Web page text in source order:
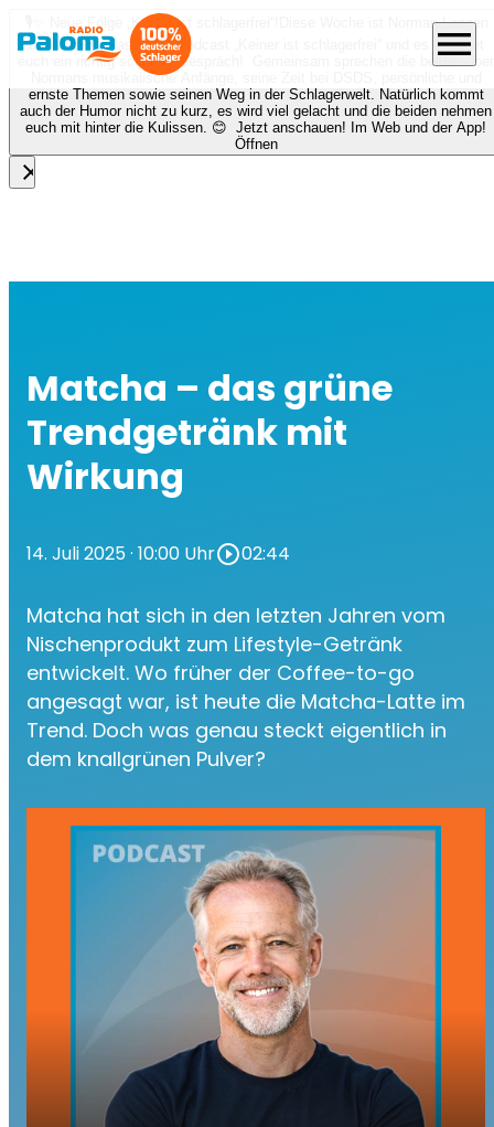
🎙️✨ Neue Folge „Keiner ist schlagerfrei“!
Diese Woche ist Norman Langen
bei Nora zu Gast beim Podcast „Keiner ist schlagerfrei“ und es erwartet
euch ein richtig schönes Gespräch! Gemeinsam sprechen die beiden über
Normans musikalische Anfänge, seine Zeit bei DSDS, persönliche und
ernste Themen sowie seinen Weg in der Schlagerwelt. Natürlich kommt
auch der Humor nicht zu kurz, es wird viel gelacht und die beiden nehmen
euch mit hinter die Kulissen. 😊 Jetzt anschauen! Im Web und der App!
Öffnen
close
menu
Matcha – das grüne
Trendgetränk mit
Wirkung
14. Juli 2025· 10:00 Uhrplay_circle_outline02:44
Matcha hat sich in den letzten Jahren vom
Nischenprodukt zum Lifestyle-Getränk
entwickelt. Wo früher der Coffee-to-go
angesagt war, ist heute die Matcha-Latte im
Trend. Doch was genau steckt eigentlich in
dem knallgrünen Pulver?